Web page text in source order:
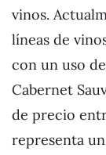
vinos.
líneas de
con un uso
Cabernet
de precio
representa